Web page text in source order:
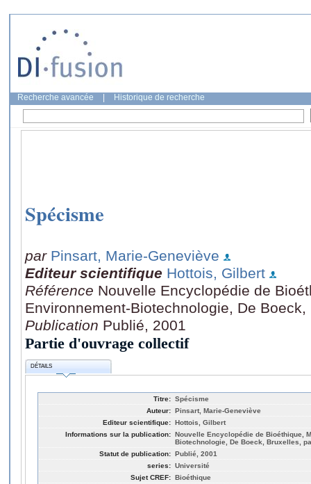
Recherche avancée Historique de recherche
Spécisme
par Pinsart, Marie-Geneviève
Editeur scientifique Hottois, Gilbert
Référence Nouvelle Encyclopédie de
Environnement-Biotechnologie, De
Publication Publié, 2001
Partie d'ouvrage collectif
DÉTAILS
Titre: Spécisme
Auteur: Pinsart, Marie-Geneviève
Editeur scientifique: Hottois, Gilbert
Informations sur la publication: Nouvelle Encyclopédie de Bioéthique,
Biotechnologie, De Boeck, Bruxelles,
Statut de publication: Publié, 2001
series: Université
Sujet CREF: Bioéthique